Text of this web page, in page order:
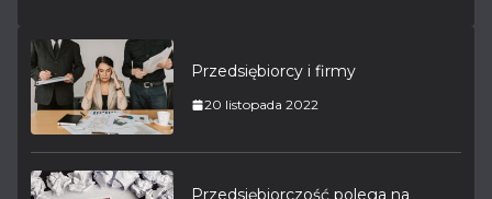
Przedsiębiorcy i firmy
20 listopada 2022
Przedsiębiorczość polega na